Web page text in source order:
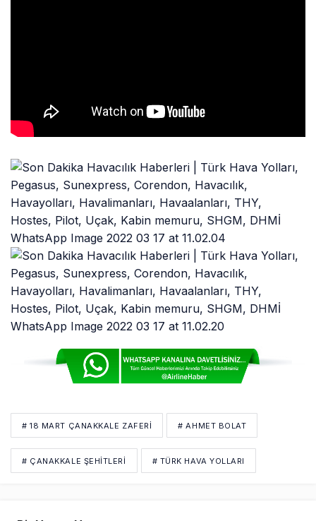
# 18 MART ÇANAKKALE ZAFERI # AHMET BOLAT
# ÇANAKKALE ŞEHITLERI # TÜRK HAVA YOLLARI